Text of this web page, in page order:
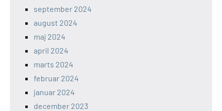
september 2024
august 2024
maj 2024
april 2024
marts 2024
februar 2024
januar 2024
december 2023